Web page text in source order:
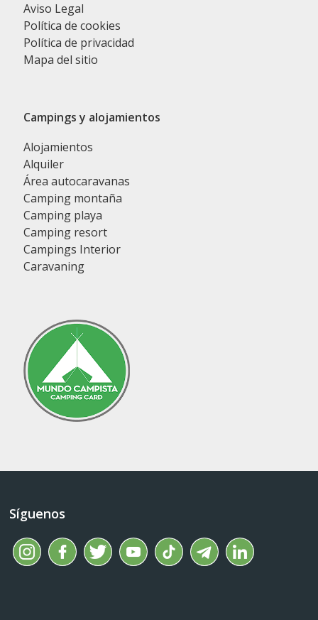
Aviso Legal
Política de cookies
Política de privacidad
Mapa del sitio
Campings y alojamientos
Alojamientos
Alquiler
Área autocaravanas
Camping montaña
Camping playa
Camping resort
Campings Interior
Caravaning
Síguenos